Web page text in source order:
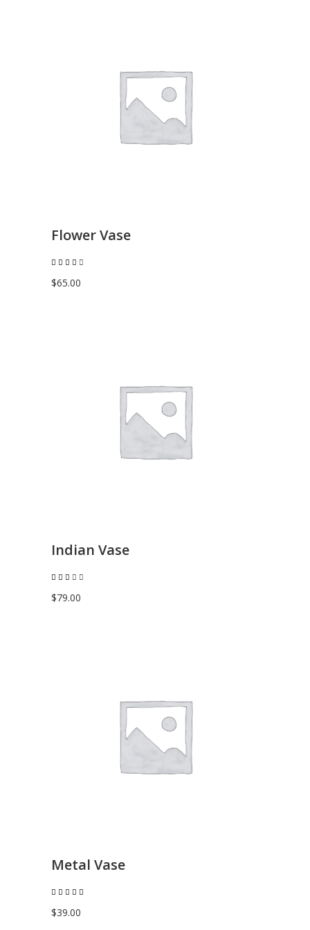
AGGIUNGI AL CARRELLO
Flower Vase
su 5
$65.00
AGGIUNGI AL CARRELLO
Indian Vase
su
5
$79.00
AGGIUNGI AL CARRELLO
Metal Vase
su 5
$39.00